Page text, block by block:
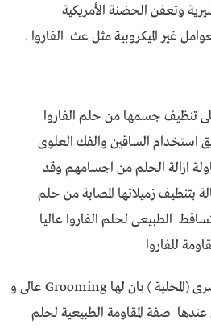
وتعفن الحضنة الأمريكية
غير الميكروبية مثل عث الفاروا .
تنظيف جسمها من حلم الفاروا
استخدام الساقين والفك العلوى
ازالة الحلم من اجسامهم وقد
زميلاتها المصابة من حلم
الطبيعى لحلم الفاروا عاليا
للفاروا
حيث تتمتع سلالة النحل المصرى (المحلية ) بان لها Grooming عالى و
عندها صفة المقاومة الطبيعية لحلم